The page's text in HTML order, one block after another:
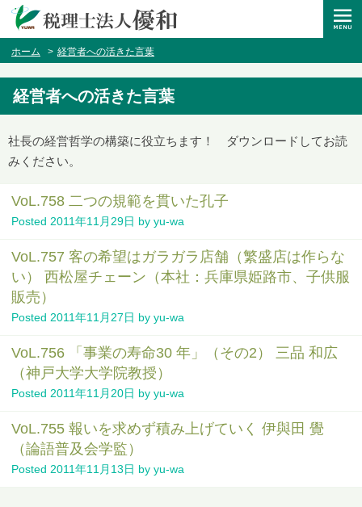
ホーム 経営者への活きた言葉
経営者への活きた言葉
社長の経営哲学の構築に役立ちます！ ダウンロードしてお読
みください。
VoL.758 二つの規範を貫いた孔子
Posted 2011年11月29日 by yu-wa
VoL.757 客の希望はガラガラ店舗（繁盛店は作らな
い） 西松屋チェーン（本社：兵庫県姫路市、子供服
販売）
Posted 2011年11月27日 by yu-wa
VoL.756 「事業の寿命30 年」（その2） 三品 和広
（神戸大学大学院教授）
Posted 2011年11月20日 by yu-wa
VoL.755 報いを求めず積み上げていく 伊與田 覺
（論語普及会学監）
Posted 2011年11月13日 by yu-wa